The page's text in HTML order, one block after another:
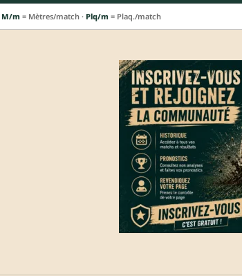
M/m = Mètres/match · Plq/m = Plaq./match